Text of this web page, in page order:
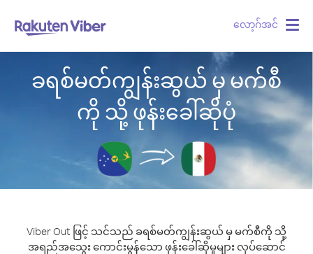
လော့ဂ်အင်
ခရစ်မတ်ကျွန်းဆွယ် မှ မက်စီ
ကို သို့ ဖုန်းခေါ်ဆိုပုံ
Viber Out ဖြင့် သင်သည် ခရစ်မတ်ကျွန်းဆွယ် မှ မက်စီကို သို့
အရည်အသွေး ကောင်းမွန်သော ဖုန်းခေါ်ဆိုမှုများ လုပ်ဆောင်